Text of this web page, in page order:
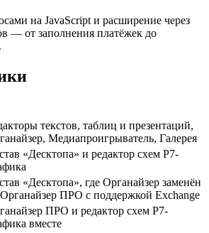
на JavaScript и расширение через
— от заполнения платёжек до
текстов, таблиц и презентаций,
Медиапроигрыватель, Галерея
«Десктопа» и редактор схем Р7-
«Десктопа», где Органайзер заменён
ПРО с поддержкой Exchange
ПРО и редактор схем Р7-
вместе